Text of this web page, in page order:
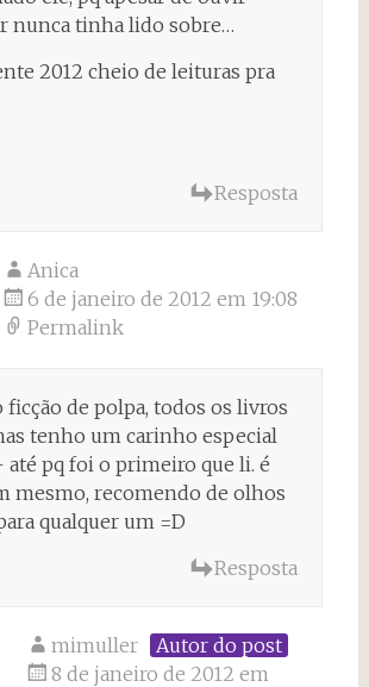
nunca tinha lido sobre…
2012 cheio de leituras pra
Resposta
Anica
6 de janeiro de 2012 em 19:08
Permalink
ficção de polpa, todos os livros
tenho um carinho especial
até pq foi o primeiro que li. é
mesmo, recomendo de olhos
qualquer um =D
Resposta
mimuller
Autor do post
8 de janeiro de 2012 em